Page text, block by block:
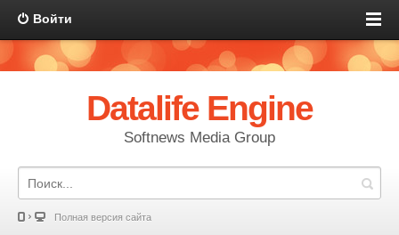
Войти
Datalife Engine
Softnews Media Group
Полная версия сайта